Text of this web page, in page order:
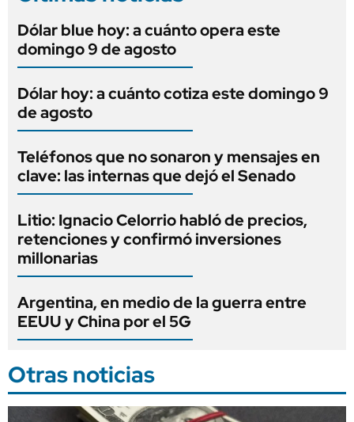
Dólar blue hoy: a cuánto opera este
domingo 9 de agosto
Dólar hoy: a cuánto cotiza este domingo 9
de agosto
Teléfonos que no sonaron y mensajes en
clave: las internas que dejó el Senado
Litio: Ignacio Celorrio habló de precios,
retenciones y confirmó inversiones
millonarias
Argentina, en medio de la guerra entre
EEUU y China por el 5G
Otras noticias